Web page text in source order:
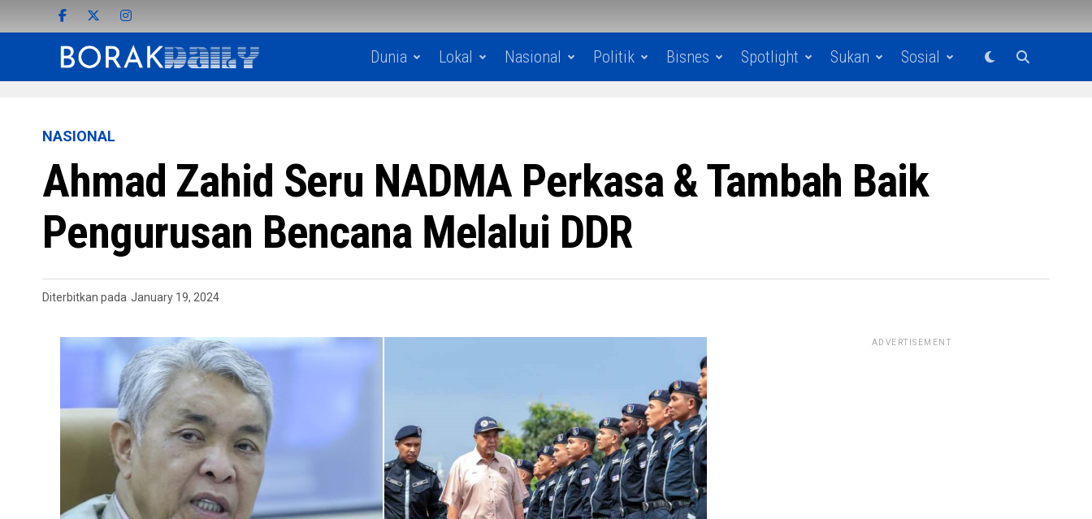
Dunia Lokal Nasional Politik Bisnes Spotlight Sukan Sosial
NASIONAL
Ahmad Zahid Seru NADMA Perkasa & Tambah Baik
Pengurusan Bencana Melalui DDR
Diterbitkan pada January 19, 2024
ADVERTISEMENT